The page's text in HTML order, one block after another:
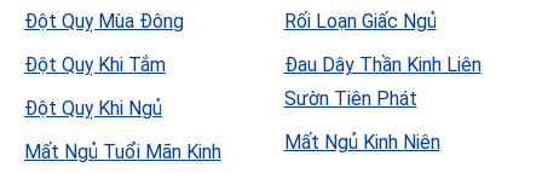
Đột Quỵ Mùa Đông
Đột Quỵ Khi Tắm
Đột Quỵ Khi Ngủ
Mất Ngủ Tuổi Mãn Kinh
Rối Loạn Giấc Ngủ
Đau Dây Thần Kinh Liên
Sườn Tiên Phát
Mất Ngủ Kinh Niên